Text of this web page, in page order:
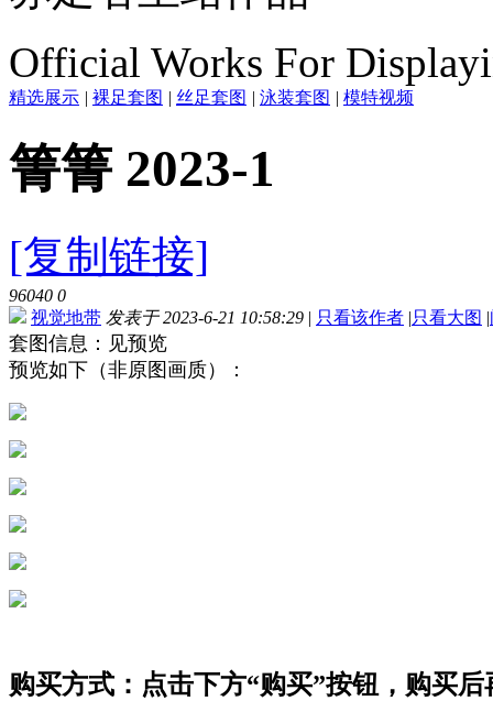
Official Works For
精选展示 | 裸足套图 | 丝足套图 | 泳装套图 | 模特视频
箐箐 2023-1
[复制链接]
96040 0
视觉地带 发表于 2023-6-21 10:58:29 | 只看该作者 |只看大图 |
套图信息：见预览
预览如下（非原图画质）：
购买方式：点击下方“购买”按钮，购买